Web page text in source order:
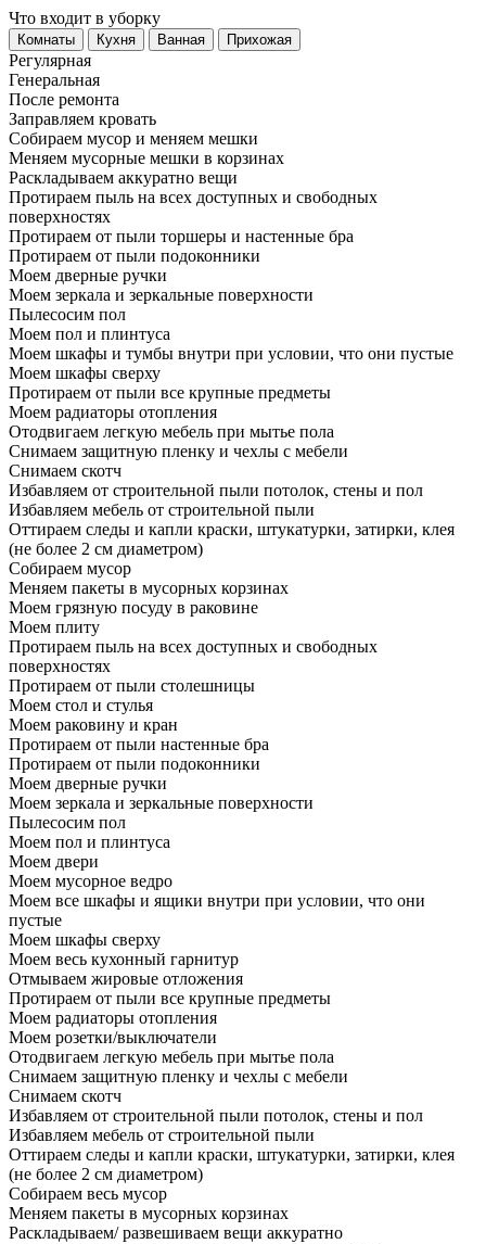
Что входит в уборку
Регу­лярная
Гене­ральная
После ремонта
Заправляем кровать
Собираем мусор и меняем мешки
Меняем мусорные мешки в корзинах
Раскладываем аккуратно вещи
Протираем пыль на всех доступных и свободных
поверхностях
Протираем от пыли торшеры и настенные бра
Протираем от пыли подоконники
Моем дверные ручки
Моем зеркала и зеркальные поверхности
Пылесосим пол
Моем пол и плинтуса
Моем шкафы и тумбы внутри при условии, что они пустые
Моем шкафы сверху
Протираем от пыли все крупные предметы
Моем радиаторы отопления
Отодвигаем легкую мебель при мытье пола
Снимаем защитную пленку и чехлы с мебели
Снимаем скотч
Избавляем от строительной пыли потолок, стены и пол
Избавляем мебель от строительной пыли
Оттираем следы и капли краски, штукатурки, затирки, клея
(не более 2 см диаметром)
Собираем мусор
Меняем пакеты в мусорных корзинах
Моем грязную посуду в раковине
Моем плиту
Протираем пыль на всех доступных и свободных
поверхностях
Протираем от пыли столешницы
Моем стол и стулья
Моем раковину и кран
Протираем от пыли настенные бра
Протираем от пыли подоконники
Моем дверные ручки
Моем зеркала и зеркальные поверхности
Пылесосим пол
Моем пол и плинтуса
Моем двери
Моем мусорное ведро
Моем все шкафы и ящики внутри при условии, что они
пустые
Моем шкафы сверху
Моем весь кухонный гарнитур
Отмываем жировые отложения
Протираем от пыли все крупные предметы
Моем радиаторы отопления
Моем розетки/выключатели
Отодвигаем легкую мебель при мытье пола
Снимаем защитную пленку и чехлы с мебели
Снимаем скотч
Избавляем от строительной пыли потолок, стены и пол
Избавляем мебель от строительной пыли
Оттираем следы и капли краски, штукатурки, затирки, клея
(не более 2 см диаметром)
Собираем весь мусор
Меняем пакеты в мусорных корзинах
Раскладываем/ развешиваем вещи аккуратно